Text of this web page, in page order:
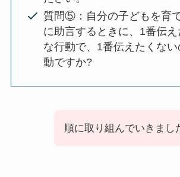
質問⑤：自分の子どもを育
に助言するときに、1番伝
な行動で、1番伝えたくな
動ですか?
順に取り組んでいきまし